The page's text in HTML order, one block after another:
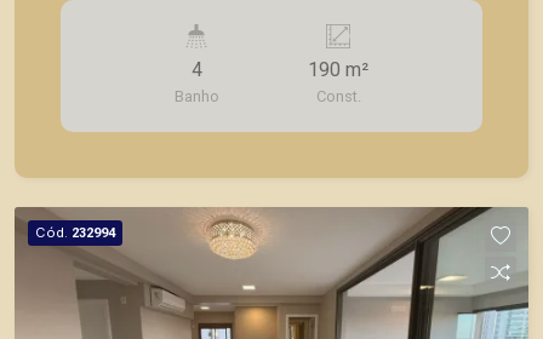
Salão amplo dividido com 7 salas com divisórias;
- Ar-condicionado; - Copa; - Excelente localização
em rua de grande fluxo. A Piramid tem como
objetivo atender seus clientes com agilidade e
segurança, em locação, vendas de imóveis
4
Banho
190 m²
Const.
Cód. 232994